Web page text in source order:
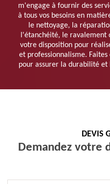
m'engage à fournir des
à tous vos besoins en
le nettoyage, la
l'étanchéité, le ravalement
votre disposition pour
et professionnalisme.
pour assurer la durabilité
DEVIS
Demandez votre